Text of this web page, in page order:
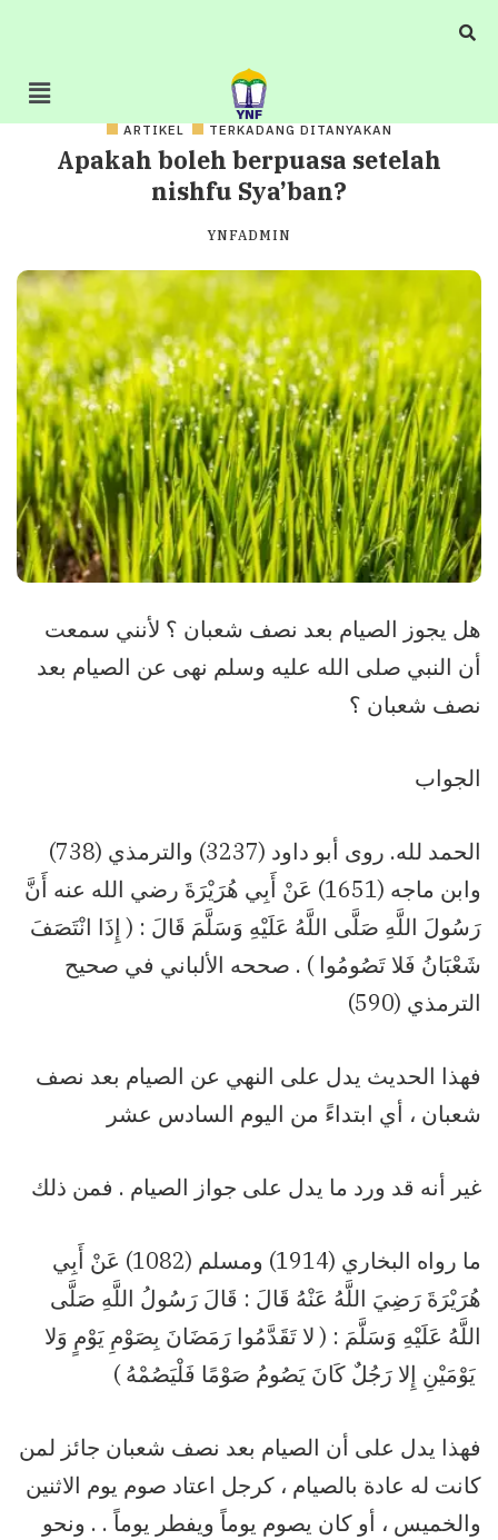
ARTIKEL TERKADANG DITANYAKAN
Apakah boleh berpuasa setelah
nishfu Sya’ban?
YNFADMIN
هل يجوز الصيام بعد نصف شعبان ؟ لأنني سمعت
أن النبي صلى الله عليه وسلم نهى عن الصيام بعد
نصف شعبان ؟
الجواب
الحمد لله. روى أبو داود (3237) والترمذي (738)
وابن ماجه (1651) عَنْ أَبِي هُرَيْرَةَ رضي الله عنه أَنَّ
رَسُولَ اللَّهِ صَلَّى اللَّهُ عَلَيْهِ وَسَلَّمَ قَالَ : ( إِذَا انْتَصَفَ
شَعْبَانُ فَلا تَصُومُوا ) . صححه الألباني في صحيح
الترمذي (590)
فهذا الحديث يدل على النهي عن الصيام بعد نصف
شعبان ، أي ابتداءً من اليوم السادس عشر
غير أنه قد ورد ما يدل على جواز الصيام . فمن ذلك
ما رواه البخاري (1914) ومسلم (1082) عَنْ أَبِي
هُرَيْرَةَ رَضِيَ اللَّهُ عَنْهُ قَالَ : قَالَ رَسُولُ اللَّهِ صَلَّى
اللَّهُ عَلَيْهِ وَسَلَّمَ : ( لا تَقَدَّمُوا رَمَضَانَ بِصَوْمِ يَوْمٍ وَلا
فهذا يدل على أن الصيام بعد نصف شعبان جائز لمن
كانت له عادة بالصيام ، كرجل اعتاد صوم يوم الاثنين
والخميس ، أو كان يصوم يوماً ويفطر يوماً . . ونحو